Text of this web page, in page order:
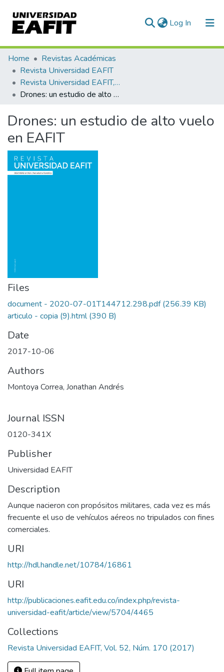
Log In (current)
Communities & Collections
All of DSpace
Statistics
Home
Revistas Académicas
Revista Universidad EAFIT
Revista Universidad EAFIT, Vol. 52, Núm. 170 (2017)
Drones: un estudio de alto vuelo en EAFIT
Drones: un estudio de alto vuelo
en EAFIT
Files
document - 2020-07-01T144712.298.pdf(256.39 KB)
articulo - copia (9).html(390 B)
Date
2017-10-06
Authors
Montoya Correa, Jonathan Andrés
Journal ISSN
0120-341X
Publisher
Universidad EAFIT
Description
Aunque nacieron con propósitos militares, cada vez es más
frecuente el uso de vehículos aéreos no tripulados con fines
comerciales.
URI
http://hdl.handle.net/10784/16861
URI
http://publicaciones.eafit.edu.co/index.php/revista-
universidad-eafit/article/view/5704/4465
Collections
Revista Universidad EAFIT, Vol. 52, Núm. 170 (2017)